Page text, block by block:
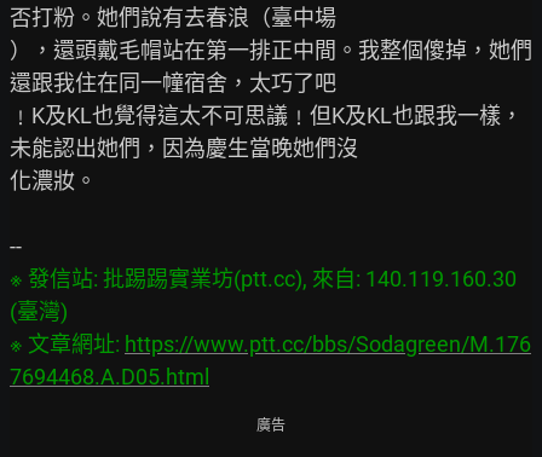
否打粉。她們說有去春浪（臺中場
），還頭戴毛帽站在第一排正中間。我整個傻掉，她們
還跟我住在同一幢宿舍，太巧了吧
﹗K及KL也覺得這太不可思議﹗但K及KL也跟我一樣，
未能認出她們，因為慶生當晚她們沒
化濃妝。
※ 發信站: 批踢踢實業坊(ptt.cc), 來自: 140.119.160.30
(臺灣)
※ 文章網址: https://www.ptt.cc/bbs/Sodagreen/M.176
7694468.A.D05.html
廣告